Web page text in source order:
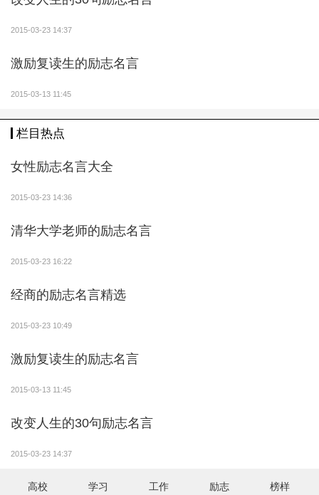
了，每一个新的概念都可以做很大的东西。在商业上的
是非人，挣钱是个是非事，变革的年代是是非的年代，
非常稳定的价值观。是非取于心，很多是非是心不平产
生的。——冯仑
13、我现在觉得，像李彦宏那样坚持独立发展是正
上，那就是：诗人的想像力、科学家的敏锐、哲学家的
头脑、战略家的本领。——宗庆后
15、生活是公平的，哪怕吃了很多苦，只要你坚持
人不具备的经历。——马云
16、关于人的因素：这点相当重要。不管是蒙是骗
还是软硬兼施，都一定要保证公司员工的相对稳定性。
地球是运动的，一个人不会永远处在倒霉的位置。
2015-03-23 14:37
激励复读生的励志名言
2015-03-13 11:45
栏目热点
女性励志名言大全
2015-03-23 14:36
清华大学老师的励志名言
2015-03-23 16:22
经商的励志名言精选
2015-03-23 10:49
激励复读生的励志名言
2015-03-13 11:45
改变人生的30句励志名言
2015-03-23 14:37
高校 学习 工作 励志 榜样